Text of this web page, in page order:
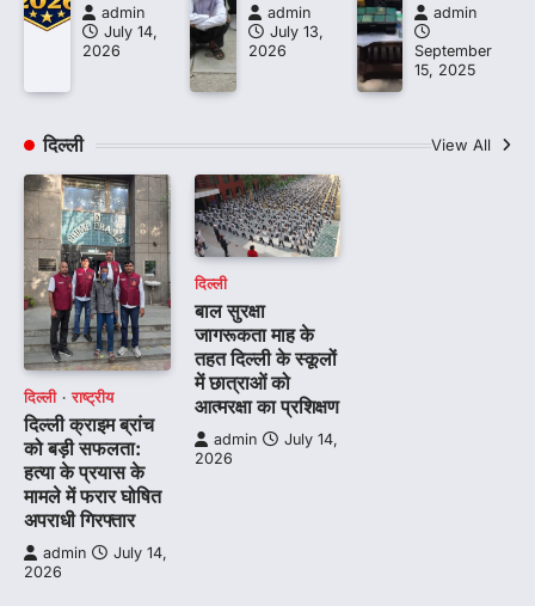
admin
July 14,
2026
admin
July 13,
2026
admin
September
15, 2025
दिल्ली View All
दिल्ली राष्ट्रीय
दिल्ली क्राइम ब्रांच
को बड़ी सफलता:
हत्या के प्रयास के
मामले में फरार घोषित
अपराधी गिरफ्तार
admin
July 14,
2026
दिल्ली
बाल सुरक्षा
जागरूकता माह के
तहत दिल्ली के स्कूलों
में छात्राओं को
आत्मरक्षा का प्रशिक्षण
admin
July 14,
2026